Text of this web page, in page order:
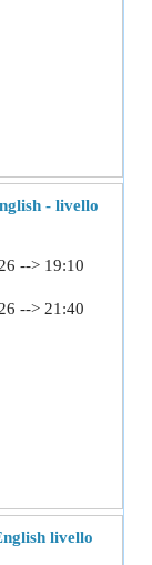
- livello
--> 19:10
--> 21:40
livello